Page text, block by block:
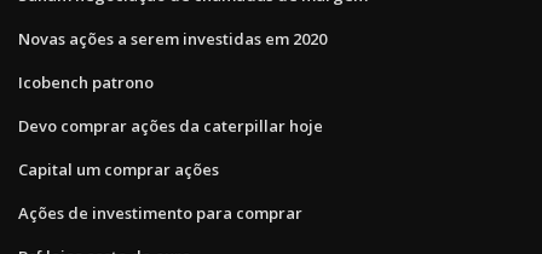
Novas ações a serem investidas em 2020
Icobench patrono
Devo comprar ações da caterpillar hoje
Capital um comprar ações
Ações de investimento para comprar